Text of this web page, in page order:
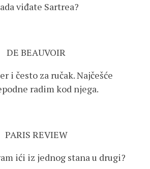
viđate Sartrea?
DE BEAUVOIR
i često za ručak. Najčešće
radim kod njega.
PARIS REVIEW
ići iz jednog stana u drugi?